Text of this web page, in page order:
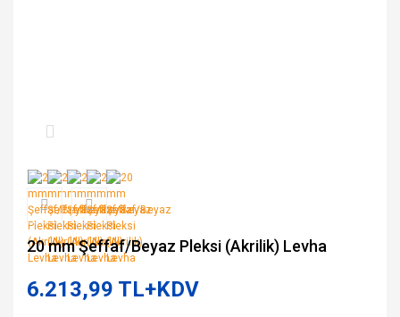
20 mm Şeffaf/Beyaz Pleksi (Akrilik) Levha
6.213,99 TL+KDV